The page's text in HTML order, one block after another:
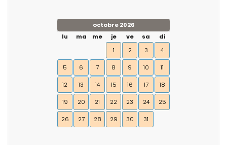
octobre 2026
lu
ma me je ve sa
di
1
2 3 4
5 6 7 8 9 10 11
12 13 14 15 16 17 18
19 20 21 22 23 24 25
26 27 28 29 30 31